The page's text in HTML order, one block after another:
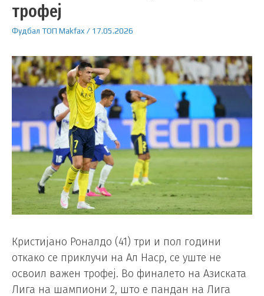
трофеј
Фудбал ТОП Makfax / 17.05.2026
Кристијано Роналдо (41) три и пол години
откако се приклучи на Ал Наср, се уште не
освоил важен трофеј. Во финалето на Азиската
Лига на шампиони 2, што е пандан на Лига